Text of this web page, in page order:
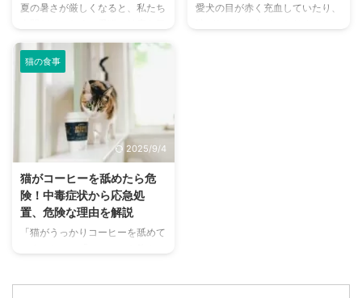
網羅的に解説します。 さらに、
や、初心者でも安心して利用する
ための ...
ヒントもご紹介します。 この記
夏の暑さが厳しくなると、私たち
になりますよね。特に猫は汗腺が
少なく、人間のように汗をかいて
体温を調節することが苦手なた
め、熱中症になりやすい動物で
す。 この記事では、猫の熱中症
の初期サインから、エアコンを使
わずにできる効果的な暑さ対策、
快適に過ごせるひんやりグッズの
さらに、留守番中の注意点や、猫
が本当に喜ぶ暑さ対策について、
当メディアの編集部が実際に試し
た体験談もご紹介します。この記
る ...
愛犬の目が赤く充血していたり、
...
猫の食事
2025/9/4
猫がコーヒーを舐めたら危
険！中毒症状から応急処
置、危険な理由を解説
「猫がうっかりコーヒーを舐めて